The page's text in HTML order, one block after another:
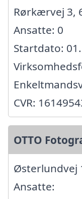
Rørkærvej 3,
Ansatte: 0
Startdato:
CVR:
OTTO
Østerlundvej
Ansatte: